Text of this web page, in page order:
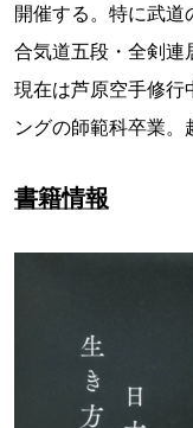
開催する。特に武道
合気道五段・全剣連
現在は芦原空手修行
ングの師範科卒業。
書籍情報